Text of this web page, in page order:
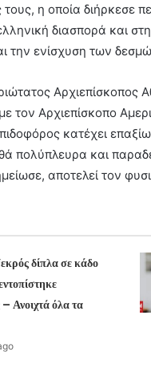
η οποία διήρκεσε
διασπορά και
την ενίσχυση των
Αρχιεπίσκοπος
τον Αρχιεπίσκοπο
κατέχει
πολύπλευρα και
αποτελεί τον
δίπλα σε κάδο
Ανοιχτά όλα τα